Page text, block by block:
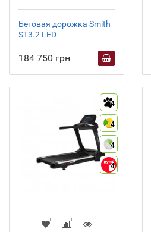
Беговая дорожка Smith
ST3.2 LED
184 750 грн
4
4
4
4